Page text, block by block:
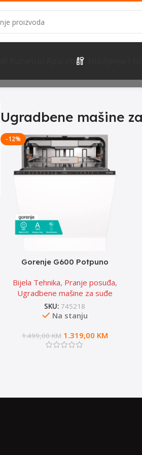
Ugradbene mašine za suđePrikazuje se
Ugradbene mašine
-12%
Gorenje G600 Potpuno
posuđa
Bijela Tehnika, Pranje posuđa,
Ugradbene mašine za suđe
SKU:745218
Na stanju
1.499,00KM 1.319,00 KM